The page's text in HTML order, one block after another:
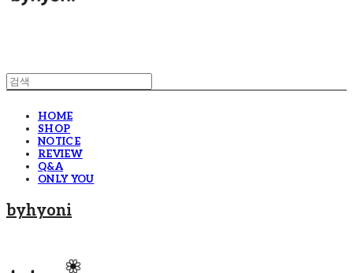
HOME
SHOP
NOTICE
REVIEW
Q&A
ONLY YOU
byhyoni